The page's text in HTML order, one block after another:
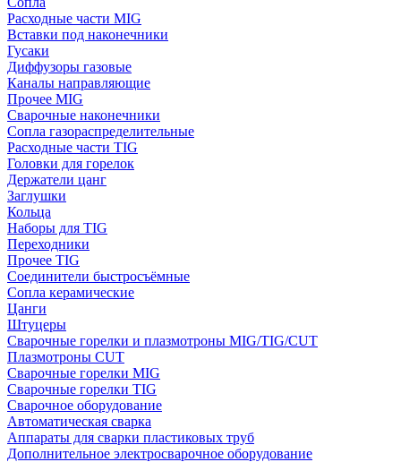
Расходные части MIG
Вставки под наконечники
Гусаки
Диффузоры газовые
Каналы направляющие
Прочее MIG
Сварочные наконечники
Сопла газораспределительные
Расходные части TIG
Головки для горелок
Держатели цанг
Заглушки
Кольца
Наборы для TIG
Переходники
Прочее TIG
Соединители быстросъёмные
Сопла керамические
Цанги
Штуцеры
Сварочные горелки и плазмотроны MIG/TIG/CUT
Плазмотроны CUT
Сварочные горелки MIG
Сварочные горелки TIG
Сварочное оборудование
Автоматическая сварка
Аппараты для сварки пластиковых труб
Дополнительное электросварочное оборудование